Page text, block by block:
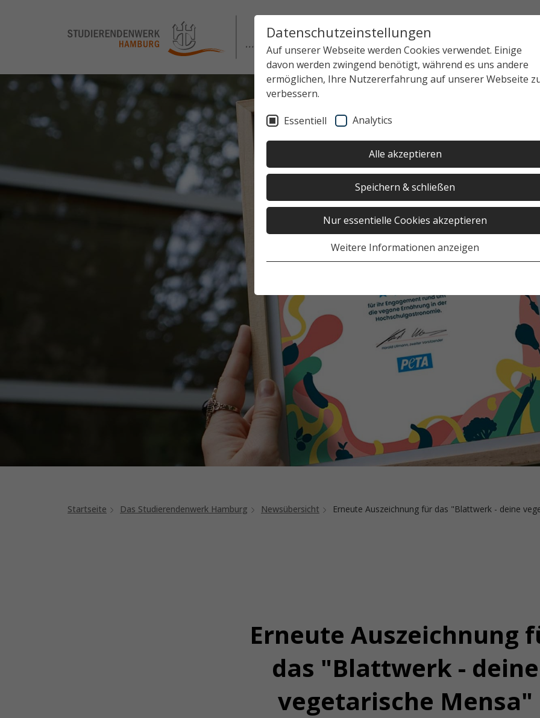
Datenschutzeinstellungen
Auf unserer Webseite werden Cookies verwendet. Einige
davon werden zwingend benötigt, während es uns andere
ermöglichen, Ihre Nutzererfahrung auf unserer Webseite
verbessern.
Essentiell Analytics
Alle akzeptieren
Speichern & schließen
Nur essentielle Cookies akzeptieren
Weitere Informationen anzeigen
Startseite Das Studierendenwerk Hamburg Newsübersicht Erneute Auszeichnung für das "Blattwerk - deine
Erneute Auszeichnung
das "Blattwerk - deine
vegetarische Mensa"